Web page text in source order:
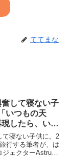
ててまな
して寝ない子
いつもの天
したら、いつ
きた話
て寝ない子供に。2
行する筆者が、は
ェクターAstrum